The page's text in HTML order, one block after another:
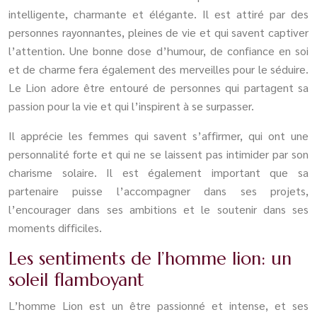
intelligente, charmante et élégante. Il est attiré par des
personnes rayonnantes, pleines de vie et qui savent captiver
l’attention. Une bonne dose d’humour, de confiance en soi
et de charme fera également des merveilles pour le séduire.
Le Lion adore être entouré de personnes qui partagent sa
passion pour la vie et qui l’inspirent à se surpasser.
Il apprécie les femmes qui savent s’affirmer, qui ont une
personnalité forte et qui ne se laissent pas intimider par son
charisme solaire. Il est également important que sa
partenaire puisse l’accompagner dans ses projets,
l’encourager dans ses ambitions et le soutenir dans ses
moments difficiles.
Les sentiments de l’homme lion: un
soleil flamboyant
L’homme Lion est un être passionné et intense, et ses